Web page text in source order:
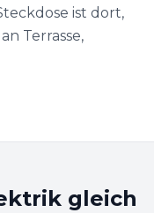
ist dort,
Terrasse,
gleich